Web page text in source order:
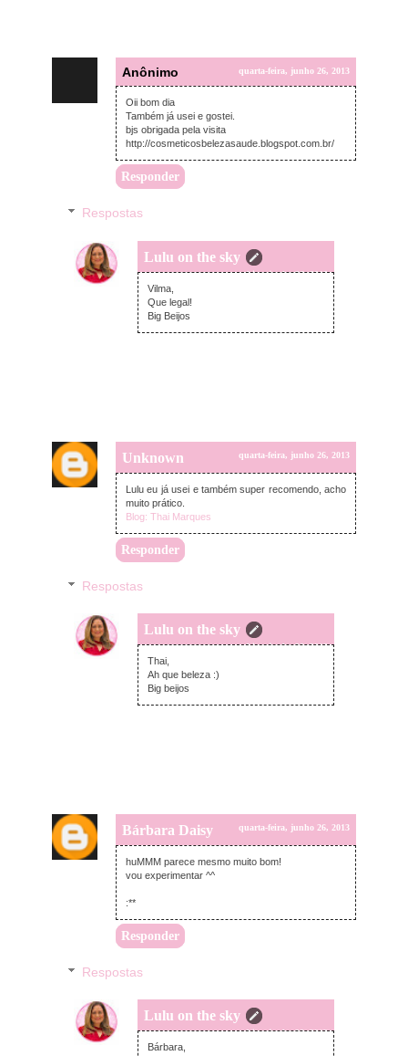
Anônimo quarta-feira, junho 26, 2013
Oii bom dia
Também já usei e gostei.
bjs obrigada pela visita
http://cosmeticosbelezasaude.blogspot.com.br/
Responder
Respostas
Lulu on the sky
quarta-feira, junho 26, 2013
Vilma,
Que legal!
Big Beijos
Unknown quarta-feira, junho 26, 2013
Lulu eu já usei e também super recomendo, acho
muito prático.
Blog: Thai Marques
Responder
Respostas
Lulu on the sky
quarta-feira, junho 26, 2013
Thai,
Ah que beleza :)
Big beijos
Bárbara Daisy quarta-feira, junho 26, 2013
huMMM parece mesmo muito bom!
vou experimentar ^^
:**
Responder
Respostas
Lulu on the sky
quarta-feira, junho 26, 2013
Bárbara,